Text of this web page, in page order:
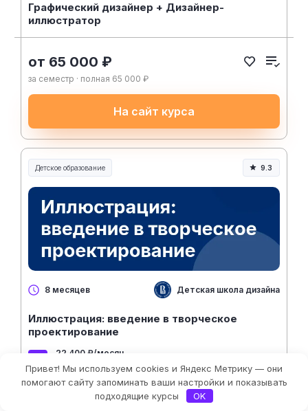
Графический дизайнер + Дизайнер-
иллюстратор
от 65 000 ₽
за семестр · полная 65 000 ₽
На сайт курса
Детское образование 9.3
8 месяцев Детская школа дизайна ВШЭ
Иллюстрация: введение в творческое
проектирование
22 400 ₽/месяц
Рассрочка 0%
Привет! Мы используем cookies и Яндекс Метрику — они
помогают сайту запоминать ваши настройки и показывать
подходящие курсы
OK
Фильтры